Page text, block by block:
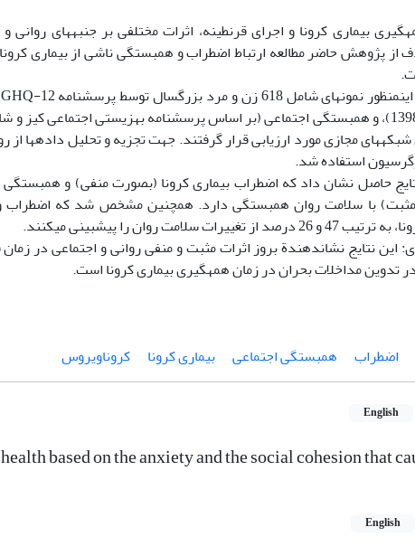
بیماری‏ کرونا و اجرای قرنطینه، اثرات مختلفی بر جنبه‏های روانی
پژوهش حاضر مطالعه ارتباط اضطراب و همبستگی ناشی از بیماری
شبکه‏های مجازی مورد ارزیابی قرار گرفتند. جهت تجزیه و تحلیل
استفاده شد.
حاصل نشان داد که اضطراب بیماری کرونا (بصورت منفی) و همبستگی
با سلامت روان همبستگی دارد. همچنین مشخص شد که اضطراب
از تغییرات سلامت روان را پیش‏بینی می‏کنند.
این نتایج نشان‏دهندة بروز اثرات مثبت و منفی روانی و اجتماعی در
تدوین مداخلات بحران در زمان همه‏گیری بیماری کرونا است.
اضطراب همبستگی اجتماعی بیماری کرونا کروناویروس
English
based on the anxiety and the social cohesion that
English